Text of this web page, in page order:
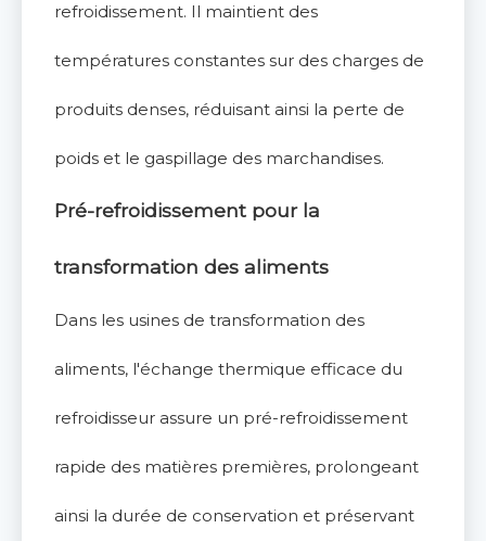
refroidissement. Il maintient des
températures constantes sur des charges de
produits denses, réduisant ainsi la perte de
poids et le gaspillage des marchandises.
Pré-refroidissement pour la
transformation des aliments
Dans les usines de transformation des
aliments, l'échange thermique efficace du
refroidisseur assure un pré-refroidissement
rapide des matières premières, prolongeant
ainsi la durée de conservation et préservant